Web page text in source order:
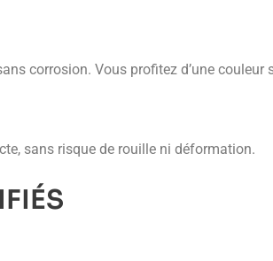
corrosion. Vous profitez d’une couleur
sans risque de rouille ni déformation.